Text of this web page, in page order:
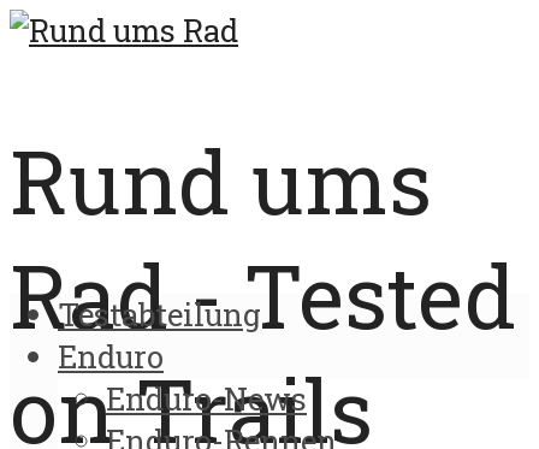
Rund ums
Rad - Tested
on Trails
Testabteilung
Enduro
Enduro-News
Enduro-Rennen